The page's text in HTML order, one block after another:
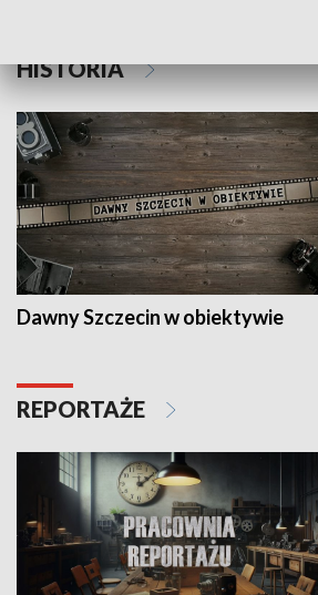
HISTORIA
Dawny Szczecin w obiektywie
REPORTAŻE